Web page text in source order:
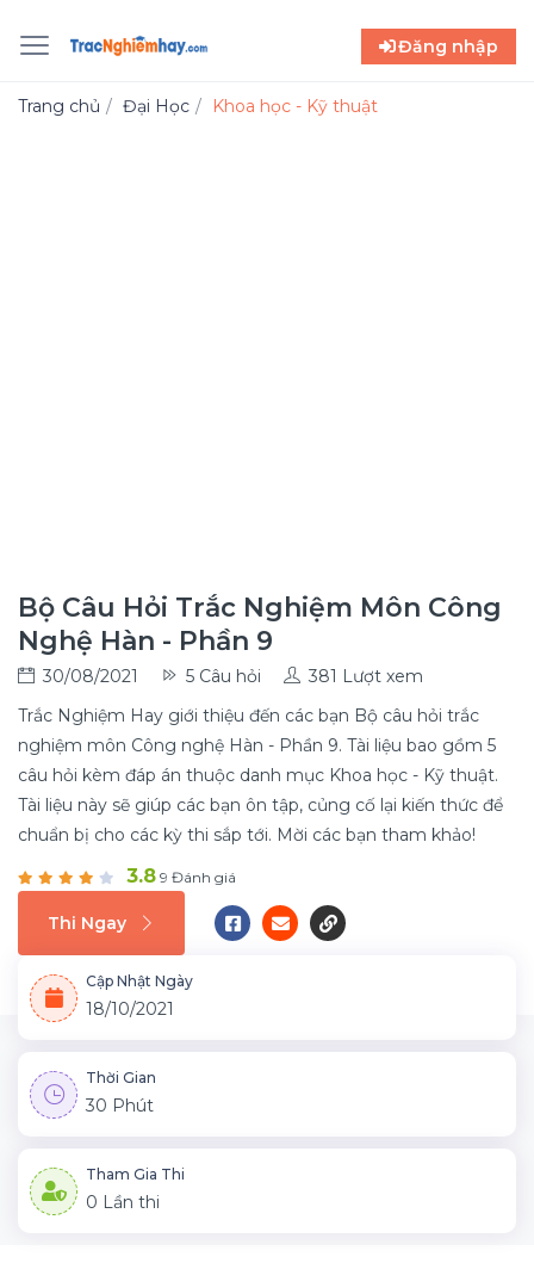
Đăng nhập
Trang chủ Đại Học Khoa học - Kỹ thuật
Bộ Câu Hỏi Trắc Nghiệm Môn Công
Nghệ Hàn - Phần 9
30/08/2021 5 Câu hỏi
381 Lượt xem
Trắc Nghiệm Hay giới thiệu đến các bạn Bộ câu hỏi trắc
nghiệm môn Công nghệ Hàn - Phần 9. Tài liệu bao gồm 5
câu hỏi kèm đáp án thuộc danh mục Khoa học - Kỹ thuật.
Tài liệu này sẽ giúp các bạn ôn tập, củng cố lại kiến thức để
chuẩn bị cho các kỳ thi sắp tới. Mời các bạn tham khảo!
3.8 9 Đánh giá
Thi Ngay
Cập Nhật Ngày
18/10/2021
Thời Gian
30 Phút
Tham Gia Thi
0 Lần thi